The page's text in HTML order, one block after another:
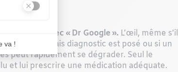
avec « Dr Google ». L’œil, même s’il
Si un mauvais diagnostic est posé ou si un
peut rapidement se dégrader. Seul le
et lui prescrire une médication adéquate.